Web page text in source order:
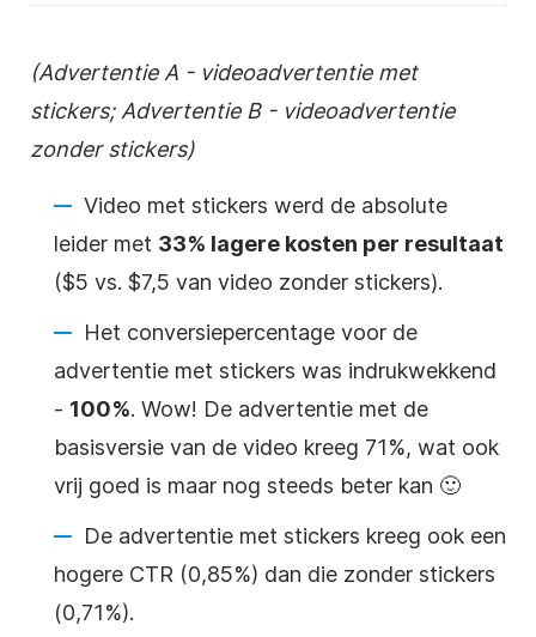
(Advertentie A - videoadvertentie met
stickers; Advertentie B - videoadvertentie
zonder stickers)
Video met stickers werd de absolute
leider met 33% lagere kosten per resultaat
($5 vs. $7,5 van video zonder stickers).
Het conversiepercentage voor de
advertentie met stickers was indrukwekkend
- 100%. Wow! De advertentie met de
basisversie van de video kreeg 71%, wat ook
vrij goed is maar nog steeds beter kan 🙂
De advertentie met stickers kreeg ook een
hogere CTR (0,85%) dan die zonder stickers
(0,71%).